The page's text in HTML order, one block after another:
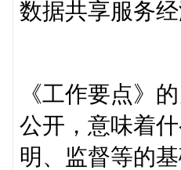
数据共享服务
《工作要点》
公开，意味着
明、监督等的